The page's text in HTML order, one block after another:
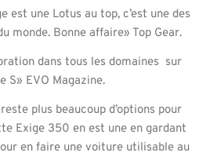
est une Lotus au top, c’est une des
monde. Bonne affaire» Top Gear.
dans tous les domaines sur
S» EVO Magazine.
plus beaucoup d’options pour
Exige 350 en est une en gardant
en faire une voiture utilisable au